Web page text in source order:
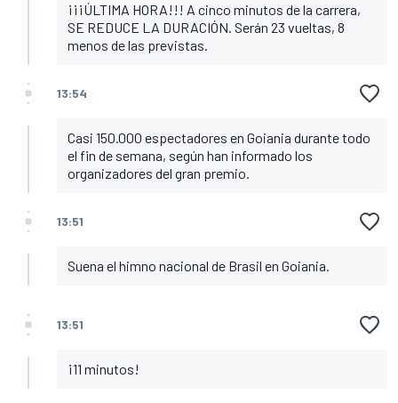
¡¡¡ÚLTIMA HORA!!! A cinco minutos de la carrera,
SE REDUCE LA DURACIÓN. Serán 23 vueltas, 8
menos de las previstas.
13:54
Casi 150.000 espectadores en Goiania durante todo
el fin de semana, según han informado los
organizadores del gran premio.
13:51
Suena el himno nacional de Brasil en Goiania.
13:51
¡11 minutos!